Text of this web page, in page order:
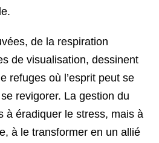
de la respiration
de visualisation, dessinent
refuges où l’esprit peut se
revigorer. La gestion du
à éradiquer le stress, mais à
à le transformer en un allié